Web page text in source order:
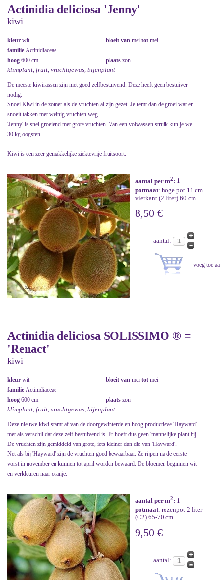
Actinidia deliciosa 'Jenny'
kiwi
kleur wit bloeit van mei tot mei
familie Actinidiaceae
hoog 600 cm plaats zon
klimplant, fruit, vruchtgewas, bijenplant
De meeste kiwirassen zijn niet goed zelfbestuivend. Deze heeft geen bestuiver
nodig.
Snoei Kiwi in de zomer als de vruchten al zijn gezet. Je remt dan de groei wat en
snoeit takken met weinig vruchten weg.
'Jenny' is snel groeiend met grote vruchten. Van een volwassen struik kun je wel
30 kg oogsten.
Kiwi is een zeer gemakkelijke ziektevrije fruitsoort.
aantal per m2: 1
potmaat: hoge pot 11 cm
vierkant (2 liter) 60 cm
8,50 €
aantal:
Actinidia deliciosa SOLISSIMO ® =
'Renact'
kiwi
kleur wit bloeit van mei tot mei
familie Actinidiaceae
hoog 600 cm plaats zon
klimplant, fruit, vruchtgewas, bijenplant
Deze nieuwe kiwi stamt af van de doorgewinterde en hoog productieve 'Hayward'
met als verschil dat deze zelf bestuivend is. Er hoeft dus geen 'mannelijke plant bij.
De vruchten zijn gemiddeld van grote, iets kleiner dan die van 'Hayward'.
Net als bij 'Hayward' zijn de vruchten goed bewaarbaar. Ze rijpen na de eerste
vorst in november en kunnen tot april worden bewaard. De bloemen beginnen wit
en verkleuren naar oranje.
aantal per m2: 1
potmaat: rozenpot 2 liter
(C2) 65-70 cm
9,50 €
aantal: